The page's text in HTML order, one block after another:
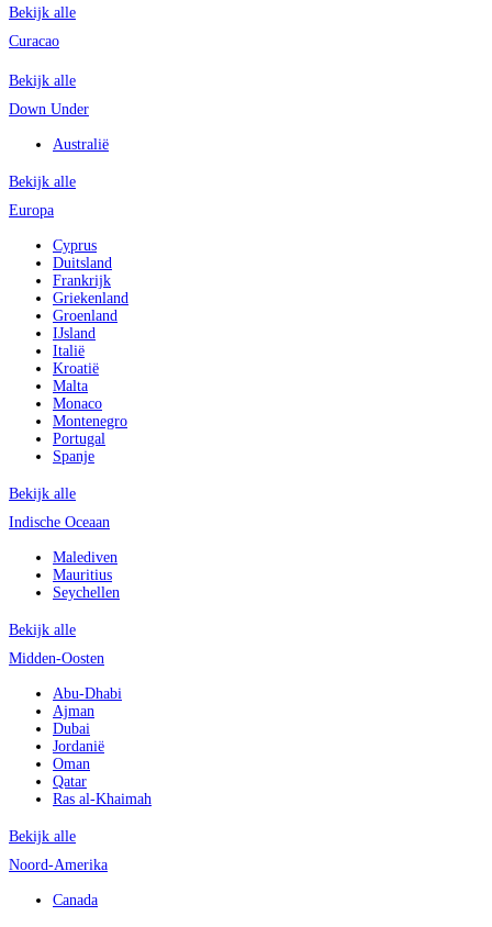
Bekijk alle
Curacao
Bekijk alle
Down Under
Australië
Bekijk alle
Europa
Cyprus
Duitsland
Frankrijk
Griekenland
Groenland
IJsland
Italië
Kroatië
Malta
Monaco
Montenegro
Portugal
Spanje
Bekijk alle
Indische Oceaan
Malediven
Mauritius
Seychellen
Bekijk alle
Midden-Oosten
Abu-Dhabi
Ajman
Dubai
Jordanië
Oman
Qatar
Ras al-Khaimah
Bekijk alle
Noord-Amerika
Canada